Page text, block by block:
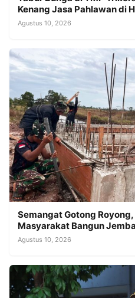
Kenang Jasa Pahlawan di
Agustus 10, 2026
Semangat Gotong
Masyarakat Bangun
Agustus 10, 2026